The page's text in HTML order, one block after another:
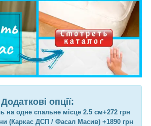
Додаткові опції:
на одне спальне місце 2.5 см+272 грн
(Каркас ДСП / Фасал Масив) +1890 грн